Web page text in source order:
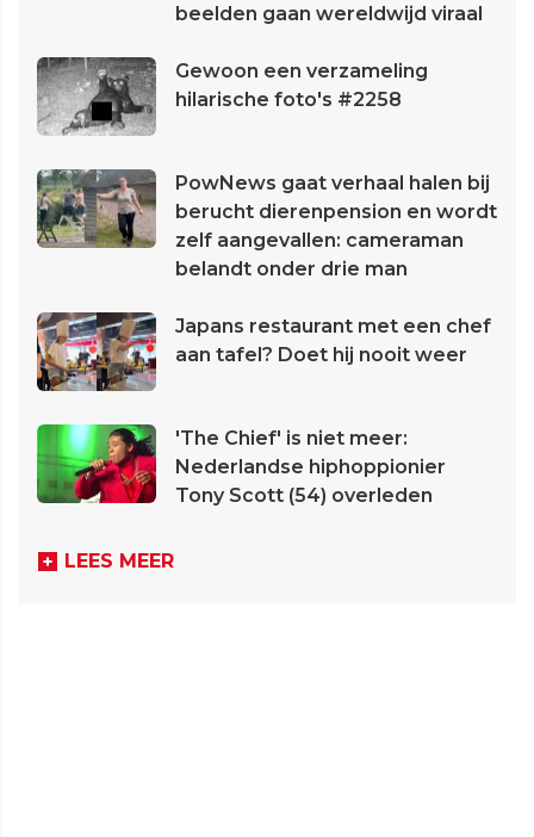
beelden gaan wereldwijd viraal
Gewoon een verzameling
hilarische foto's #2258
PowNews gaat verhaal halen bij
berucht dierenpension en wordt
zelf aangevallen: cameraman
belandt onder drie man
Japans restaurant met een chef
aan tafel? Doet hij nooit weer
'The Chief' is niet meer:
Nederlandse hiphoppionier
Tony Scott (54) overleden
LEES MEER